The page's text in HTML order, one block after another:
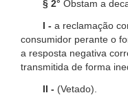
§ 2° Obstam a
I - a reclamação
consumidor perante o
a resposta negativa
transmitida de forma
II - (Vetado).